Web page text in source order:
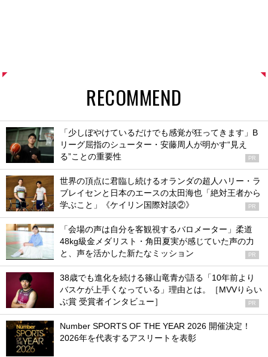
RECOMMEND
「少しぼやけているだけでも感覚が狂ってきます」B
リーグ屈指のシューター・安藤周人が明かす“見え
る”ことの重要性
PR
世界の頂点に君臨し続けるオランダの超人ハリー・ラ
ブレイセンと日本のエースの太田海也「絶対王者から
学ぶこと」《ケイリン国際対談②》
PR
「会場の声は自分を客観視するバロメーター」柔道
48kg級金メダリスト・角田夏実が感じていた声の力
と、声を活かした新たなミッション
PR
38歳でも進化を続ける篠山竜青が語る「10年前より
バスケが上手くなっている」理由とは。［MVVりらい
ぶ賞 受賞者インタビュー］
PR
Number SPORTS OF THE YEAR 2026 開催決定！
2026年を代表するアスリートを表彰